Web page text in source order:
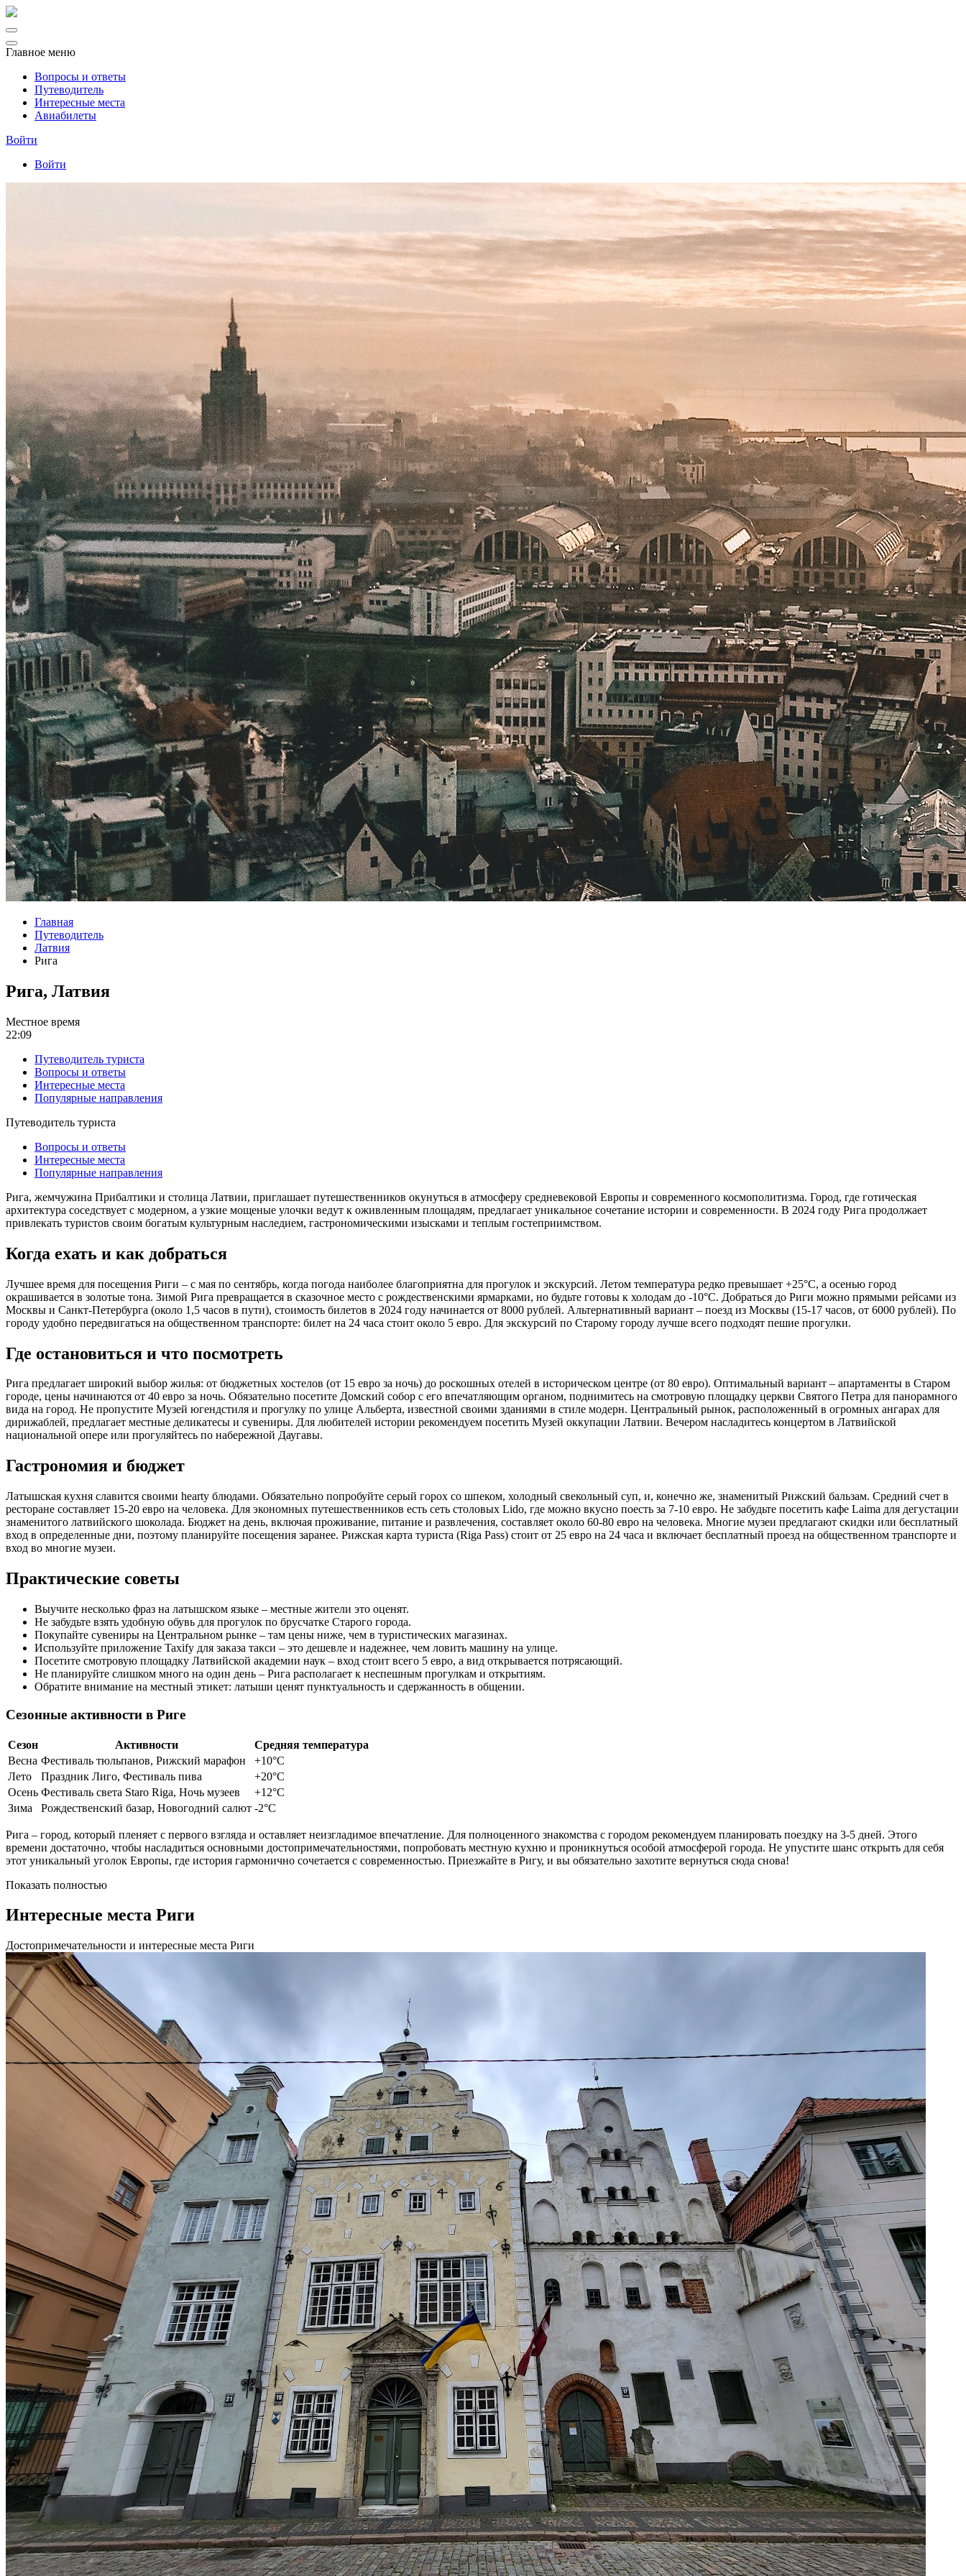
Главное меню
Вопросы и ответы
Путеводитель
Интересные места
Авиабилеты
Войти
Войти
Главная
Путеводитель
Латвия
Рига
Рига, Латвия
Местное время
22:09
Путеводитель туриста
Вопросы и ответы
Интересные места
Популярные направления
Путеводитель туриста
Вопросы и ответы
Интересные места
Популярные направления
Рига, жемчужина Прибалтики и столица Латвии, приглашает путешественников окунуться в атмосферу средневековой Европы и современного космополитизма. Город, где готическая
архитектура соседствует с модерном, а узкие мощеные улочки ведут к оживленным площадям, предлагает уникальное сочетание истории и современности. В 2024 году Рига продолжает
привлекать туристов своим богатым культурным наследием, гастрономическими изысками и теплым гостеприимством.
Когда ехать и как добраться
Лучшее время для посещения Риги – с мая по сентябрь, когда погода наиболее благоприятна для прогулок и экскурсий. Летом температура редко превышает +25°C, а осенью город
окрашивается в золотые тона. Зимой Рига превращается в сказочное место с рождественскими ярмарками, но будьте готовы к холодам до -10°C. Добраться до Риги можно прямыми рейсами из
Москвы и Санкт-Петербурга (около 1,5 часов в пути), стоимость билетов в 2024 году начинается от 8000 рублей. Альтернативный вариант – поезд из Москвы (15-17 часов, от 6000 рублей). По
городу удобно передвигаться на общественном транспорте: билет на 24 часа стоит около 5 евро. Для экскурсий по Старому городу лучше всего подходят пешие прогулки.
Где остановиться и что посмотреть
Рига предлагает широкий выбор жилья: от бюджетных хостелов (от 15 евро за ночь) до роскошных отелей в историческом центре (от 80 евро). Оптимальный вариант – апартаменты в Старом
городе, цены начинаются от 40 евро за ночь. Обязательно посетите Домский собор с его впечатляющим органом, поднимитесь на смотровую площадку церкви Святого Петра для панорамного
вида на город. Не пропустите Музей югендстиля и прогулку по улице Альберта, известной своими зданиями в стиле модерн. Центральный рынок, расположенный в огромных ангарах для
дирижаблей, предлагает местные деликатесы и сувениры. Для любителей истории рекомендуем посетить Музей оккупации Латвии. Вечером насладитесь концертом в Латвийской
национальной опере или прогуляйтесь по набережной Даугавы.
Гастрономия и бюджет
Латышская кухня славится своими hearty блюдами. Обязательно попробуйте серый горох со шпеком, холодный свекольный суп, и, конечно же, знаменитый Рижский бальзам. Средний счет в
ресторане составляет 15-20 евро на человека. Для экономных путешественников есть сеть столовых Lido, где можно вкусно поесть за 7-10 евро. Не забудьте посетить кафе Laima для дегустации
знаменитого латвийского шоколада. Бюджет на день, включая проживание, питание и развлечения, составляет около 60-80 евро на человека. Многие музеи предлагают скидки или бесплатный
вход в определенные дни, поэтому планируйте посещения заранее. Рижская карта туриста (Riga Pass) стоит от 25 евро на 24 часа и включает бесплатный проезд на общественном транспорте и
вход во многие музеи.
Практические советы
Выучите несколько фраз на латышском языке – местные жители это оценят.
Не забудьте взять удобную обувь для прогулок по брусчатке Старого города.
Покупайте сувениры на Центральном рынке – там цены ниже, чем в туристических магазинах.
Используйте приложение Taxify для заказа такси – это дешевле и надежнее, чем ловить машину на улице.
Посетите смотровую площадку Латвийской академии наук – вход стоит всего 5 евро, а вид открывается потрясающий.
Не планируйте слишком много на один день – Рига располагает к неспешным прогулкам и открытиям.
Обратите внимание на местный этикет: латыши ценят пунктуальность и сдержанность в общении.
Сезонные активности в Риге
Сезон Активности
Средняя температура
Весна Фестиваль тюльпанов, Рижский марафон
+10°C
Лето
Праздник Лиго, Фестиваль пива
+20°C
Осень Фестиваль света Staro Riga, Ночь музеев
+12°C
Зима
Рождественский базар, Новогодний салют -2°C
Рига – город, который пленяет с первого взгляда и оставляет неизгладимое впечатление. Для полноценного знакомства с городом рекомендуем планировать поездку на 3-5 дней. Этого
времени достаточно, чтобы насладиться основными достопримечательностями, попробовать местную кухню и проникнуться особой атмосферой города. Не упустите шанс открыть для себя
этот уникальный уголок Европы, где история гармонично сочетается с современностью. Приезжайте в Ригу, и вы обязательно захотите вернуться сюда снова!
Показать полностью
Интересные места Риги
Достопримечательности и интересные места Риги